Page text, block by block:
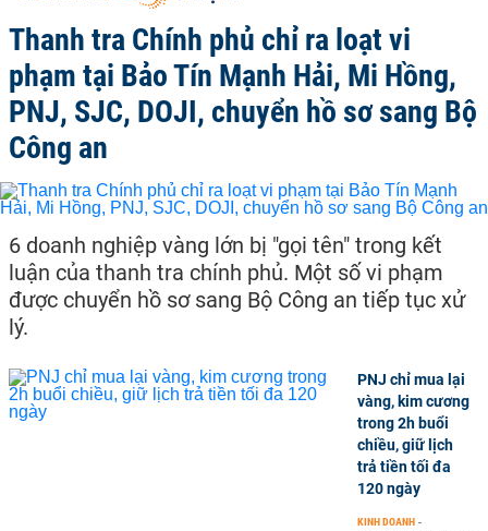
Thanh tra Chính phủ chỉ ra loạt vi
phạm tại Bảo Tín Mạnh Hải, Mi Hồng,
PNJ, SJC, DOJI, chuyển hồ sơ sang Bộ
Công an
6 doanh nghiệp vàng lớn bị "gọi tên" trong kết
luận của thanh tra chính phủ. Một số vi phạm
được chuyển hồ sơ sang Bộ Công an tiếp tục xử
lý.
PNJ chỉ mua lại
vàng, kim cương
trong 2h buổi
chiều, giữ lịch
trả tiền tối đa
120 ngày
KINH DOANH -